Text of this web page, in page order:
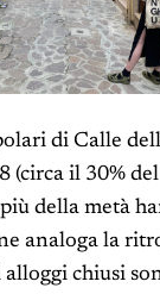
di Calle
(circa il 30%
della metà
analoga la
alloggi chiusi